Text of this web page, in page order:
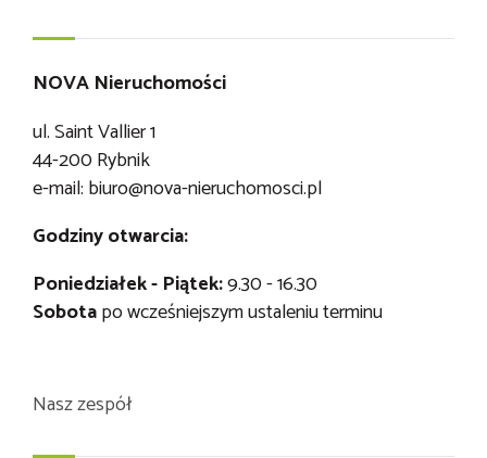
NOVA Nieruchomości
ul. Saint Vallier 1
44-200 Rybnik
e-mail: biuro@nova-nieruchomosci.pl
Godziny otwarcia:
Poniedziałek - Piątek:9.30 - 16.30
Sobotapo wcześniejszym ustaleniu terminu
Nasz zespół